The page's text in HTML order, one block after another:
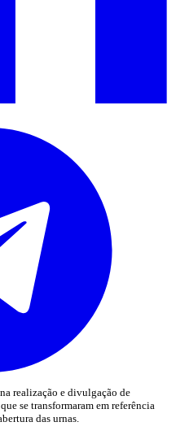
realização e divulgação de
se transformaram em referência
das urnas.